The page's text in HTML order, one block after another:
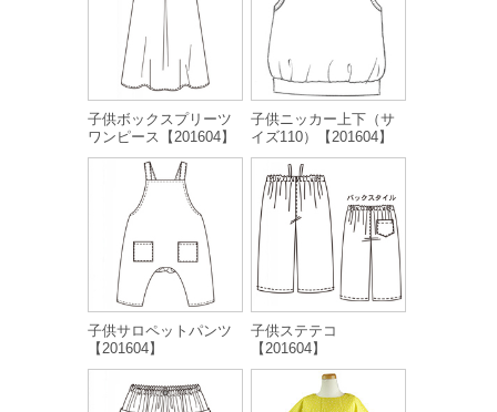
子供ボックスプリーツ
ワンピース【201604】
子供ニッカー上下（サ
イズ110）【201604】
子供サロペットパンツ
【201604】
子供ステテコ
【201604】